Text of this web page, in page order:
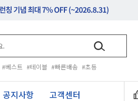
#베스트 #테이블 #빠른배송 #초등
공지사항 고객센터